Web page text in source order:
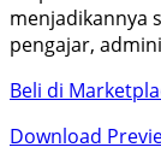
menjadikannya
pengajar,
Beli di
Download